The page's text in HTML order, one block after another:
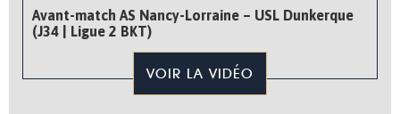
Avant-match AS Nancy-Lorraine – USL Dunkerque
(J34 | Ligue 2 BKT)
VOIR LA VIDÉO